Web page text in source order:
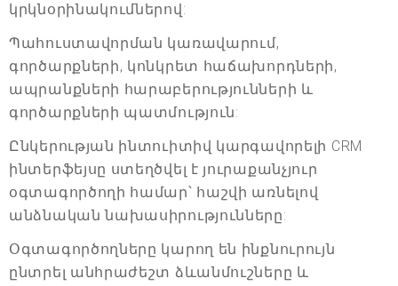
կրկնօրինակումներով:
Պահուստավորման կառավարում,
գործարքների, կոնկրետ հաճախորդների,
ապրանքների հարաբերությունների և
գործարքների պատմություն:
Ընկերության ինտուիտիվ կարգավորելի CRM
ինտերֆեյսը ստեղծվել է յուրաքանչյուր
օգտագործողի համար՝ հաշվի առնելով
անձնական նախասիրությունները:
Օգտագործողները կարող են ինքնուրույն
ընտրել անհրաժեշտ ձևանմուշները և